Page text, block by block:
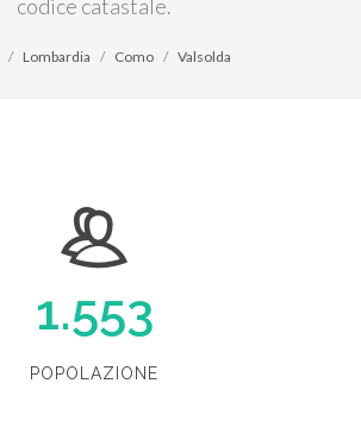
codice catastale.
Lombardia Como Valsolda
1.553
POPOLAZIONE